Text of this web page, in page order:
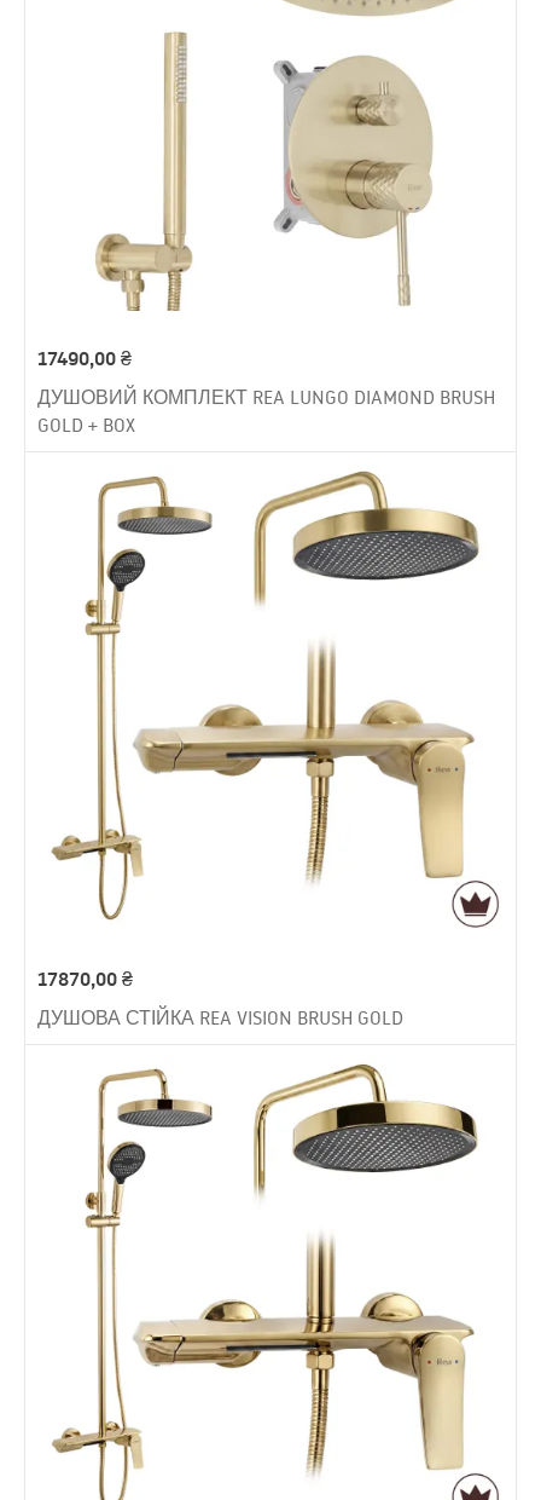
17490,00₴
ДУШОВИЙ КОМПЛЕКТ REA LUNGO DIAMOND BRUSH
GOLD + BOX
17870,00₴
ДУШОВА СТІЙКА REA VISION BRUSH GOLD